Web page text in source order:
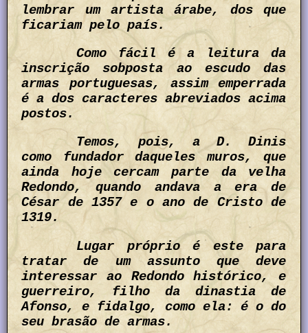
lembrar um artista árabe, dos que
ficariam pelo país.
Como fácil é a leitura da
inscrição sobposta ao escudo das
armas portuguesas, assim emperrada
é a dos caracteres abreviados acima
postos.
Temos, pois, a D. Dinis
como fundador daqueles muros, que
ainda hoje cercam parte da velha
Redondo, quando andava a era de
César de 1357 e o ano de Cristo de
1319.
Lugar próprio é este para
tratar de um assunto que deve
interessar ao Redondo histórico, e
guerreiro, filho da dinastia de
Afonso, e fidalgo, como ela: é o do
seu brasão de armas.